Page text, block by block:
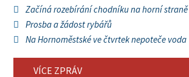
Začíná rozebírání chodníku na horní straně
Prosba a žádost rybářů
Na Hornoměstské ve čtvrtek nepoteče voda
VÍCE ZPRÁV